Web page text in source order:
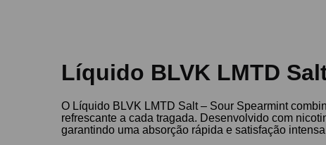
Líquido BLVK LMTD
O Líquido BLVK LMTD Salt – Sour Spearmint
refrescante a cada tragada. Desenvolvido com
garantindo uma absorção rápida e satisfação